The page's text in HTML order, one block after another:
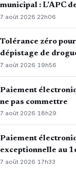
municipal : L’APC
7 août 2026·22h06
Tolérance zéro
dépistage de
7 août 2026·19h56
Paiement
ne pas commettre
7 août 2026·18h29
Paiement
exceptionnelle au
7 août 2026· 17h33